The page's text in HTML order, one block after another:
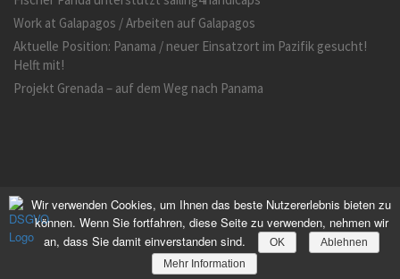
Work at Galapagos / Arbeiten auf Galapagos
Aktuelle Position: Panama / neuer Einsatzort im Pazifik gesucht!
Helft mit!
Projekt Grenada – auf dem Weg nach Panama
Wir verwenden Cookies, um Ihnen das beste Nutzererlebnis bieten zu
können. Wenn Sie fortfahren, diese Seite zu verwenden, nehmen wir
an, dass Sie damit einverstanden sind.
OK
Ablehnen
Mehr Information